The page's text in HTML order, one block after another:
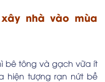
nhà vào mùa
bê tông và gạch vữa ít
hiện tượng rạn nứt bề